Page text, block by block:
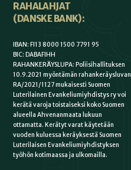
RAHALAHJAT
(DANSKE BANK):
IBAN: FI13 8000 1500 7791 95
BIC: DABAFIHH
RAHANKERÄYSLUPA: Poliisihallituksen
10.9.2021 myöntämän rahankeräysluvan
RA/2021/1127 mukaisesti Suomen
Luterilainen Evankeliumiyhdistys ry voi
kerätä varoja toistaiseksi koko Suomen
alueella Ahvenanmaata lukuun
ottamatta. Kerätyt varat käytetään
vuoden kuluessa keräyksestä Suomen
Luterilaisen Evankeliumiyhdistyksen
työhön kotimaassa ja ulkomailla.